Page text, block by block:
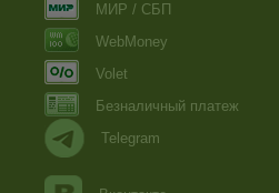
МИР / СБП
WebMoney
Volet
Безналичный платеж
Telegram